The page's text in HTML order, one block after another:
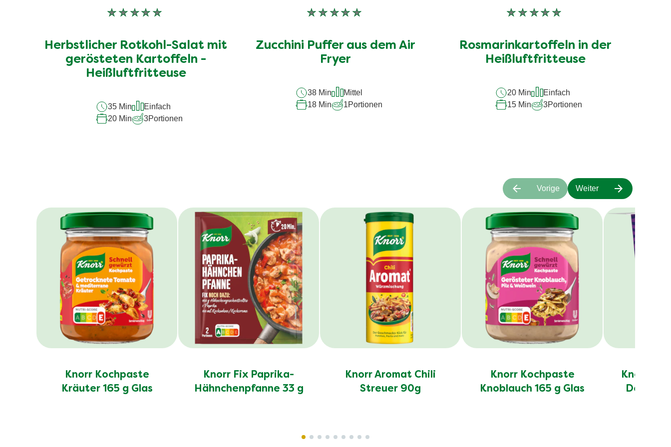
Keine
dieses
recipe
abgegeben
Herbstlicher Rotkohl-Salat mit
gerösteten Kartoffeln -
Heißluftfritteuse
35 Min
Einfach
20 Min
3Portionen
Keine
dieses
recipe
abgegeben
Zucchini Puffer aus dem Air
Fryer
38 Min
Mittel
18 Min
1 Portionen
Keine
dieses
recipe
Rosmarinkartoffeln in der
Heißluftfritteuse
20 Min
Einfach
15 Min
3Portionen
Knorr Kochpaste
Kräuter 165 g Glas
Knorr Fix Paprika-
Hähnchenpfanne 33 g
Knorr Aromat Chili
Streuer 90g
Knorr Kochpaste
Knoblauch 165 g Glas
Knorr
Döner
Vorige Weiter